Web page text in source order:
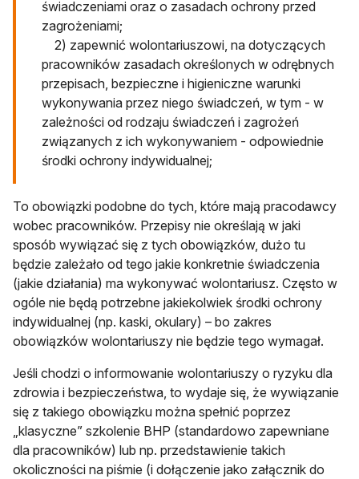
świadczeniami oraz o zasadach ochrony przed
zagrożeniami;
2) zapewnić wolontariuszowi, na dotyczących
pracowników zasadach określonych w odrębnych
przepisach, bezpieczne i higieniczne warunki
wykonywania przez niego świadczeń, w tym - w
zależności od rodzaju świadczeń i zagrożeń
związanych z ich wykonywaniem - odpowiednie
środki ochrony indywidualnej;
To obowiązki podobne do tych, które mają pracodawcy
wobec pracowników. Przepisy nie określają w jaki
sposób wywiązać się z tych obowiązków, dużo tu
będzie zależało od tego jakie konkretnie świadczenia
(jakie działania) ma wykonywać wolontariusz. Często w
ogóle nie będą potrzebne jakiekolwiek środki ochrony
indywidualnej (np. kaski, okulary) – bo zakres
obowiązków wolontariuszy nie będzie tego wymagał.
Jeśli chodzi o informowanie wolontariuszy o ryzyku dla
zdrowia i bezpieczeństwa, to wydaje się, że wywiązanie
się z takiego obowiązku można spełnić poprzez
„klasyczne” szkolenie BHP (standardowo zapewniane
dla pracowników) lub np. przedstawienie takich
okoliczności na piśmie (i dołączenie jako załącznik do